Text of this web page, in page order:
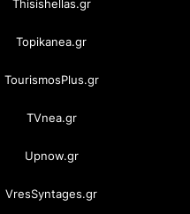
Thisishellas.gr
Topikanea.gr
TourismosPlus.gr
TVnea.gr
Upnow.gr
VresSyntages.gr